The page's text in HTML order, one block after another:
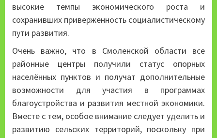
высокие темпы экономического роста и
сохранивших приверженность социалистическому
пути развития.
Очень важно, что в Смоленской области все
районные центры получили статус опорных
населённых пунктов и получат дополнительные
возможности для участия в программах
благоустройства и развития местной экономики.
Вместе с тем, особое внимание следует уделить и
развитию сельских территорий, поскольку при